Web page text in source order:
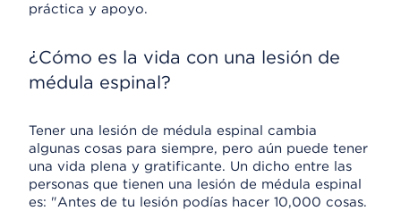
práctica y apoyo.
¿Cómo es la vida con una lesión de
médula espinal?
Tener una lesión de médula espinal cambia
algunas cosas para siempre, pero aún puede tener
una vida plena y gratificante. Un dicho entre las
personas que tienen una lesión de médula espinal
es: "Antes de tu lesión podías hacer 10,000 cosas.